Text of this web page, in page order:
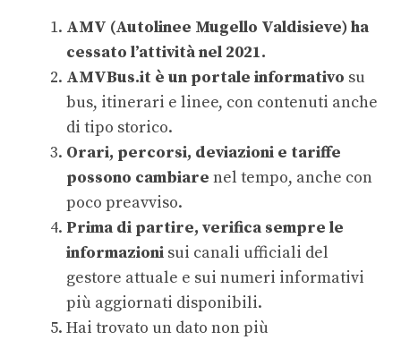
AMV (Autolinee Mugello Valdisieve) ha
cessato l’attività nel 2021.
AMVBus.it è un portale informativo su
bus, itinerari e linee, con contenuti anche
di tipo storico.
Orari, percorsi, deviazioni e tariffe
possono cambiare nel tempo, anche con
poco preavviso.
Prima di partire, verifica sempre le
informazioni sui canali ufficiali del
gestore attuale e sui numeri informativi
più aggiornati disponibili.
Hai trovato un dato non più